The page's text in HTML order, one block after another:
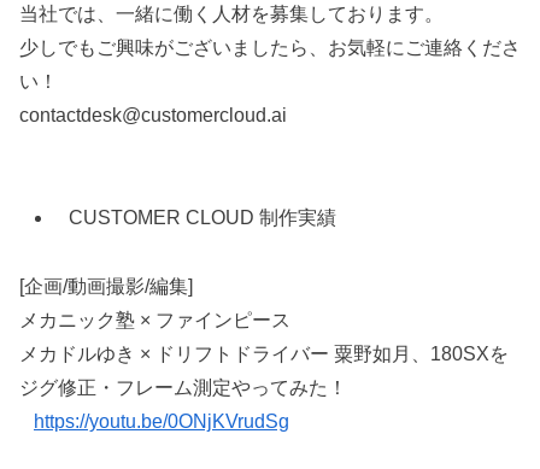
当社では、一緒に働く人材を募集しております。
少しでもご興味がございましたら、お気軽にご連絡くださ
い！
contactdesk@customercloud.ai
CUSTOMER CLOUD 制作実績
[企画/動画撮影/編集]
メカニック塾 × ファインピース
メカドルゆき × ドリフトドライバー 粟野如月、180SXを
ジグ修正・フレーム測定やってみた！
https://youtu.be/0ONjKVrudSg